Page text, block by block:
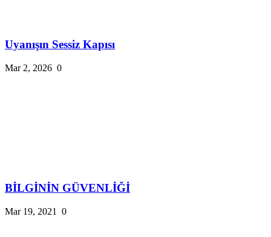
Uyanışın Sessiz Kapısı
Mar 2, 2026 0
BİLGİNİN GÜVENLİĞİ
Mar 19, 2021 0